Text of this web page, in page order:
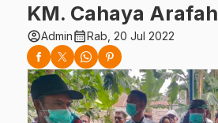
KM. Cahaya Arafah
account_circleAdmincalendar_monthRab, 20 Jul 2022